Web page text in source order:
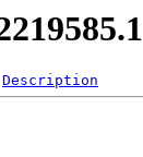
Description